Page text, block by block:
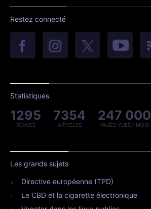
Restez connecté
Statistiques
1295
REVUES
7354
ARTICLES
247 000
PAGES VUES / MOIS
Les grands sujets
Directive européenne (TPD)
Le CBD et la cigarette électronique